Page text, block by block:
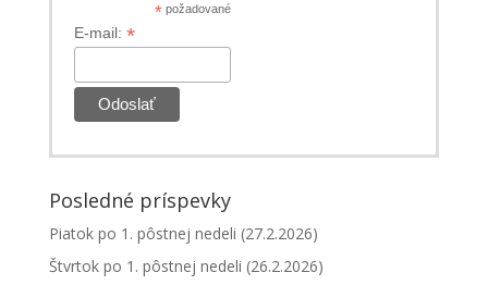
*požadované
E-mail: *
Posledné príspevky
Piatok po 1. pôstnej nedeli (27.2.2026)
Štvrtok po 1. pôstnej nedeli (26.2.2026)